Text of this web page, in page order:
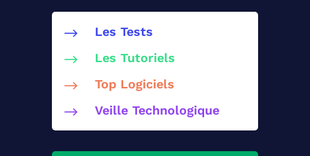
$ Les Tests
$ Les Tutoriels
$ Top Logiciels
$ Veille Technologique